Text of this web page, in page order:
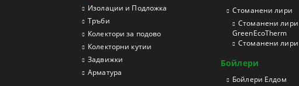
Изолации и Подложка
Тръби
Колектори за подово
Колекторни кутии
Задвижки
Арматура
Стоманени лири
Стоманени лири
GreenEcoTherm
Стоманени лири
Бойлери
Бойлери Елдом